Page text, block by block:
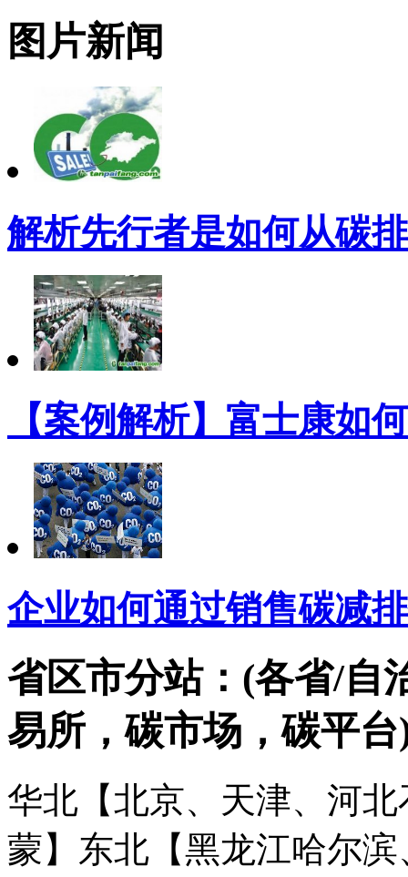
图片新闻
解析先行者是如何从碳
【案例解析】富士康如
企业如何通过销售碳减
省区市分站：(各省/自
易所，碳市场，碳平台
华北【北京、天津、河
蒙】 东北【黑龙江哈尔